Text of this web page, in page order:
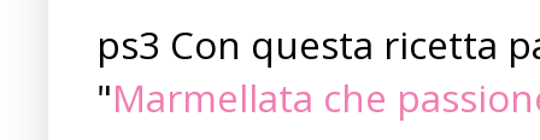
ps3 Con questa ricetta
"Marmellata che